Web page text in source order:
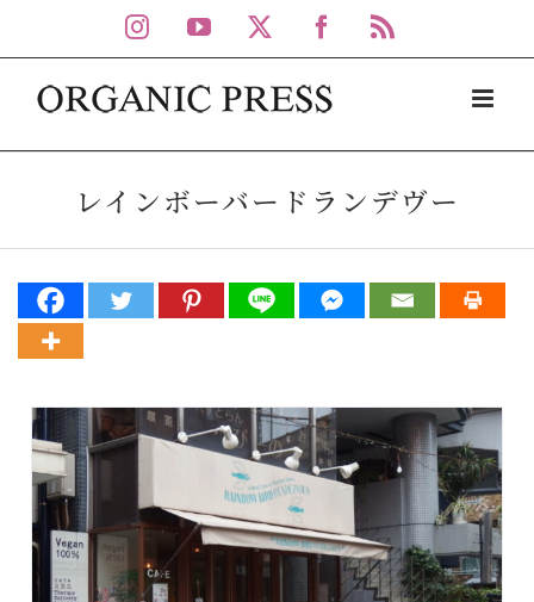
to
content
Instagram
YouTube Facebook
レインボーバードランデヴー